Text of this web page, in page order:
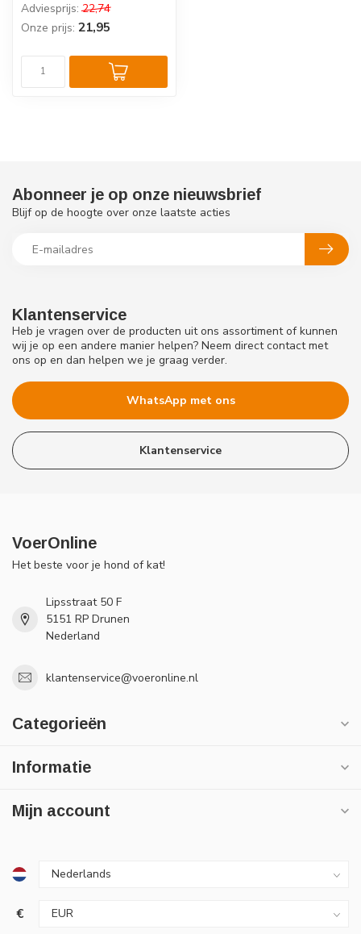
Verri...
Adviesprijs: 22,74
Onze prijs: 21,95
Klantenservice
Heb je vragen over de producten uit ons assortiment of kunnen
wij je op een andere manier helpen? Neem direct contact met
ons op en dan helpen we je graag verder.
WhatsApp met ons
Klantenservice
Abonneer je op onze nieuwsbrief
Blijf op de hoogte over onze laatste acties
VoerOnline
Het beste voor je hond of kat!
Lipsstraat 50 F
5151 RP Drunen
Nederland
klantenservice@voeronline.nl
Categorieën
Informatie
Mijn account
€